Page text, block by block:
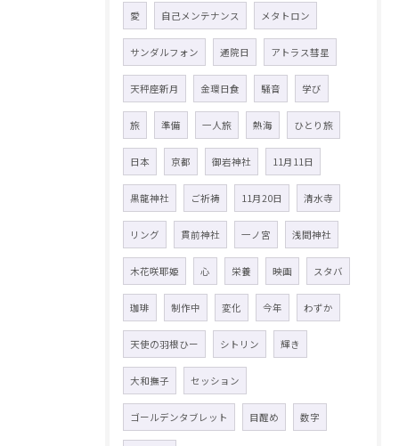
愛 自己メンテナンス メタトロン
サンダルフォン 通院日 アトラス彗星
天秤座新月 金環日食 騒音 学び
旅 準備 一人旅 熱海 ひとり旅
日本 京都 御岩神社 11月11日
黒龍神社 ご祈祷 11月20日 清水寺
リング 貫前神社 一ノ宮 浅間神社
木花咲耶姫 心 栄養 映画 スタバ
珈琲 制作中 変化 今年 わずか
天使の羽根ひー シトリン 輝き
大和撫子 セッション
ゴールデンタブレット 目醒め 数字